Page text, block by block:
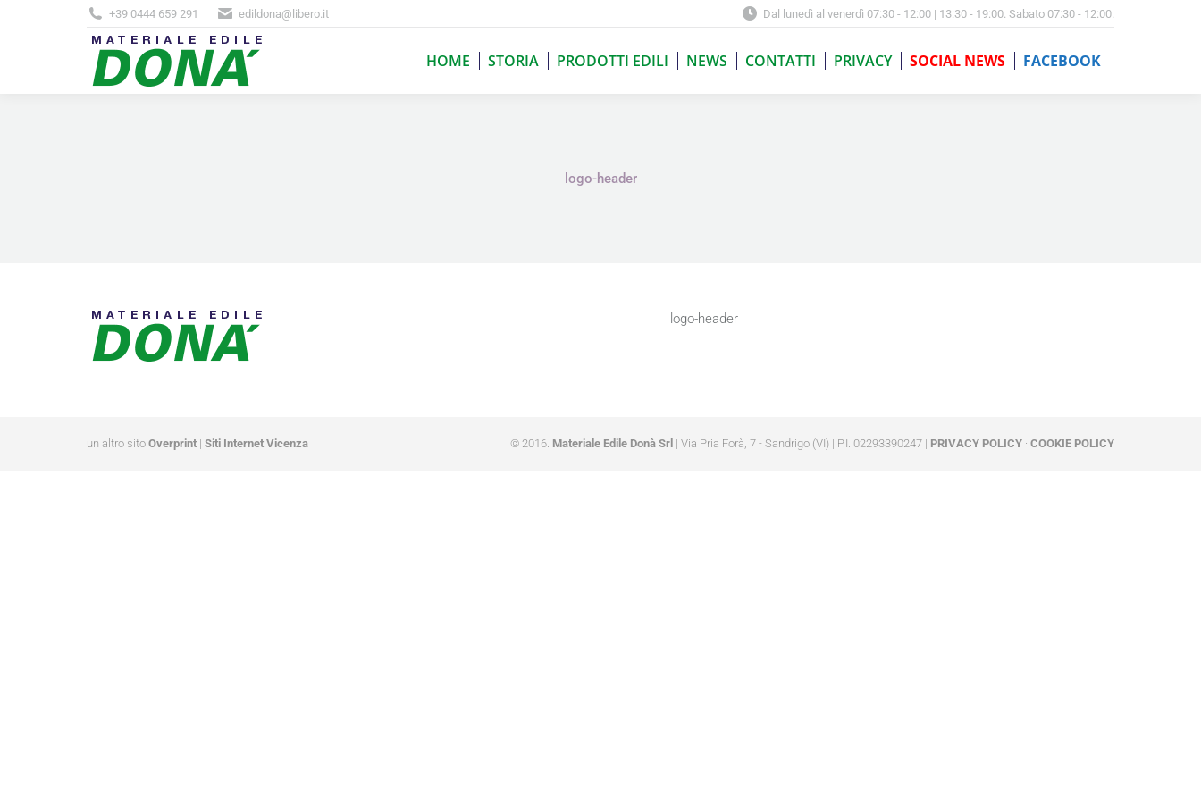
+39 0444 659 291 edildona@libero.it Dal lunedì al venerdì 07:30 - 12:00 | 13:30 - 19:00. Sabato 07:30 - 12:00.
HOME STORIA PRODOTTI EDILI NEWS CONTATTI PRIVACY SOCIAL NEWS FACEBOOK
logo-header
logo-header
un altro sito Overprint | Siti Internet Vicenza © 2016. Materiale Edile Donà Srl | Via Pria Forà, 7 - Sandrigo (VI) | P.I. 02293390247 | PRIVACY POLICY · COOKIE POLICY
HOME STORIA PRODOTTI EDILI NEWS CONTATTI PRIVACY SOCIAL NEWS FACEBOOK